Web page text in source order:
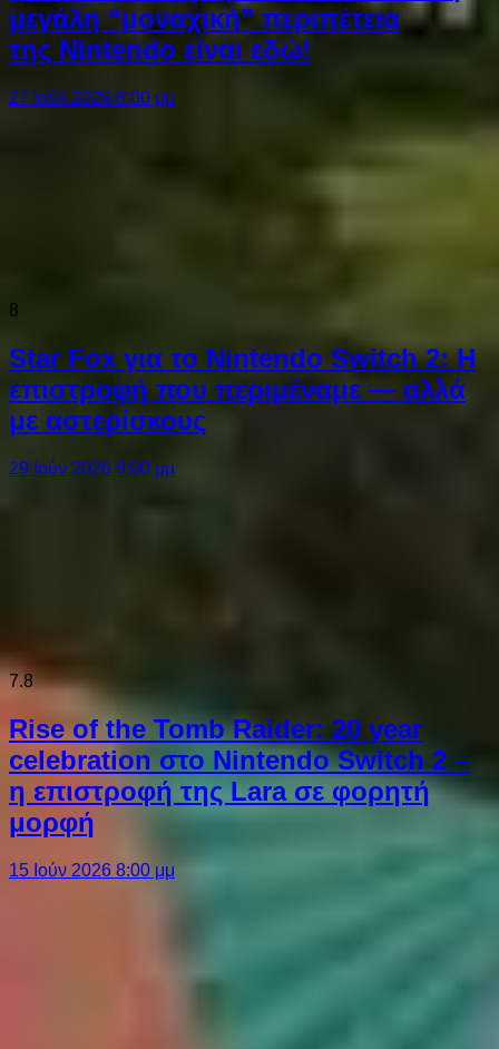
μεγάλη “μοναχική” περιπέτεια
της Nintendo είναι εδώ!
27 Ιούλ 2026 8:00 μμ
8
Star Fox για το Nintendo Switch 2: Η
επιστροφή που περιμέναμε — αλλά
με αστερίσκους
29 Ιούν 2026 9:00 μμ
7.8
Rise of the Tomb Raider: 20 year
celebration στο Nintendo Switch 2 –
η επιστροφή της Lara σε φορητή
μορφή
15 Ιούν 2026 8:00 μμ